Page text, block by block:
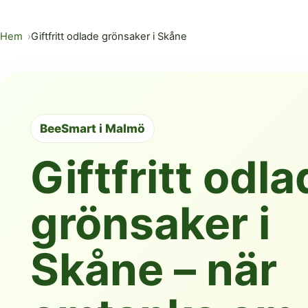
Hem Giftfritt odlade grönsaker i Skåne
BeeSmart i Malmö
Giftfritt
grönsaker i
Skåne – när